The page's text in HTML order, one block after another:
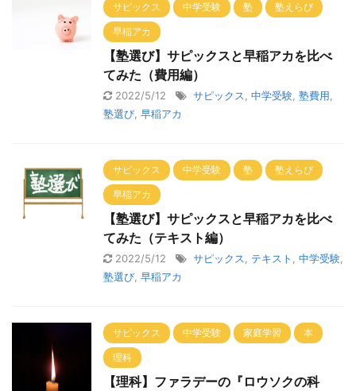
サピックス 中学受験 塾 塾えらび
早稲アカ
【塾選び】サピックスと早稲アカを比べ
てみた（費用編）
2022/5/12 サピックス 中学受験 塾費用
塾選び 早稲アカ
サピックス 中学受験 塾 塾えらび
早稲アカ
【塾選び】サピックスと早稲アカを比べ
てみた（テキスト編）
2022/5/12 サピックス テキスト 中学受験
塾選び 早稲アカ
サピックス 中学受験 家庭学習 本
理科
【理科】ファラデーの『ロウソクの科